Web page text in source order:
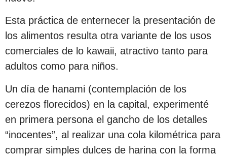
Esta práctica de enternecer la presentación de
los alimentos resulta otra variante de los usos
comerciales de lo kawaii, atractivo tanto para
adultos como para niños.
Un día de hanami (contemplación de los
cerezos florecidos) en la capital, experimenté
en primera persona el gancho de los detalles
“inocentes”, al realizar una cola kilométrica para
comprar simples dulces de harina con la forma